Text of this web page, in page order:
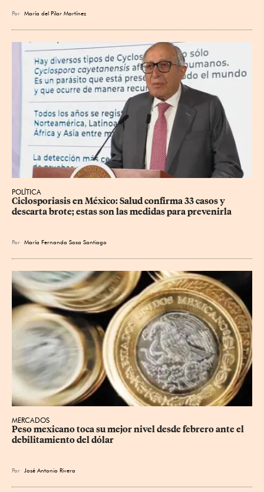
Por María del Pilar Martínez
POLÍTICA
Ciclosporiasis en México: Salud confirma 33 casos y
descarta brote; estas son las medidas para prevenirla
Por María Fernanda Sosa Santiago
MERCADOS
Peso mexicano toca su mejor nivel desde febrero ante el
debilitamiento del dólar
Por José Antonio Rivera